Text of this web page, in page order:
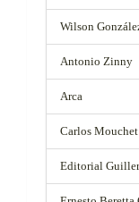
Wilson
Antonio Zinny
Arca
Carlos Mouchet
Editorial